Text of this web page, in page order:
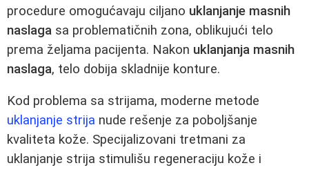
procedure omogućavaju ciljano uklanjanje masnih
naslaga sa problematičnih zona, oblikujući telo
prema željama pacijenta. Nakon uklanjanja masnih
naslaga, telo dobija skladnije konture.
Kod problema sa strijama, moderne metode
uklanjanje strija nude rešenje za poboljšanje
kvaliteta kože. Specijalizovani tretmani za
uklanjanje strija stimulišu regeneraciju kože i